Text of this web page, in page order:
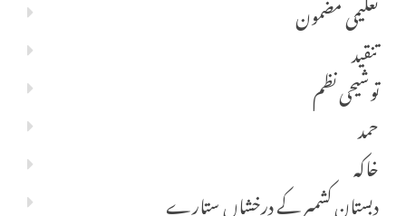
تعلیمی مضمون
تنقید
توشیحی نظم
حمد
خاکہ
دبستان کشمیر کے درخشاں ستارے